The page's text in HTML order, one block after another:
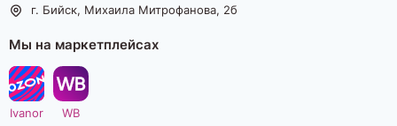
г. Бийск, Михаила Митрофанова, 2б
Мы на маркетплейсах
Ivanor WB